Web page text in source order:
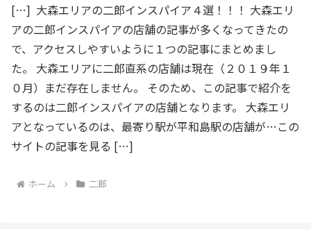
[…] 大森エリアの二郎インスパイア４選！！！ 大森エリ
アの二郎インスパイアの店舗の記事が多くなってきたの
で、アクセスしやすいように１つの記事にまとめまし
た。 大森エリアに二郎直系の店舗は現在（２０１９年１
０月）まだ存在しません。 そのため、この記事で紹介を
するのは二郎インスパイアの店舗となります。 大森エリ
アとなっているのは、最寄り駅が平和島駅の店舗が…この
サイトの記事を見る […]
ホーム 二郎